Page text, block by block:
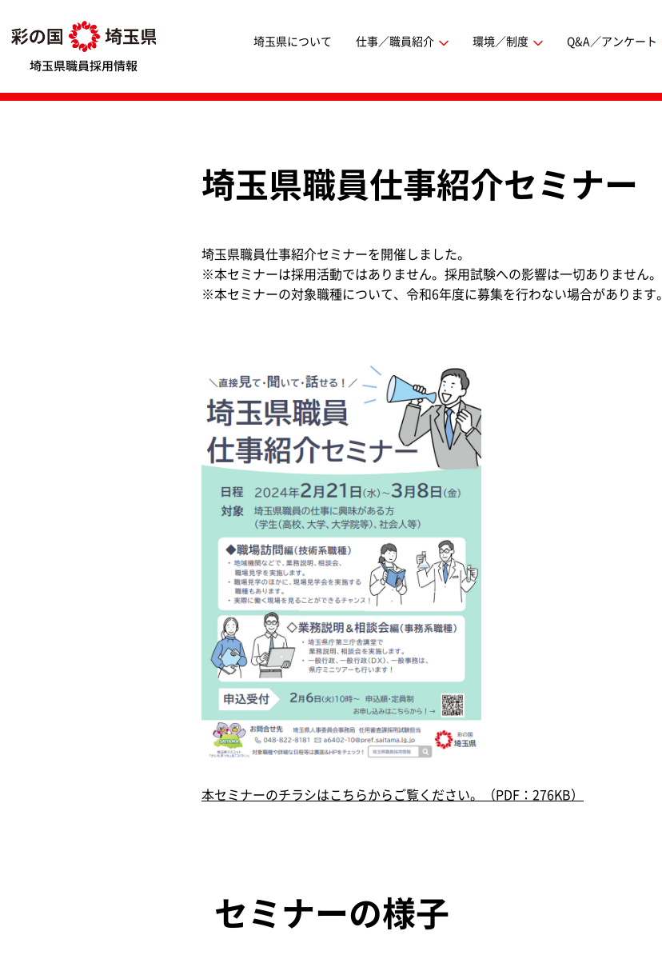
埼玉県職員採用情報
埼玉県について 仕事／職員紹介 環境／制度 Q&A／アンケート
埼玉県職員仕事紹介セミナー
埼玉県職員仕事紹介セミナーを開催しました。
※本セミナーは採用活動ではありません。採用試験への影響は一切ありません。
※本セミナーの対象職種について、令和6年度に募集を行わない場合があります。
本セミナーのチラシはこちらからご覧ください。（PDF：276KB）
セミナーの様子